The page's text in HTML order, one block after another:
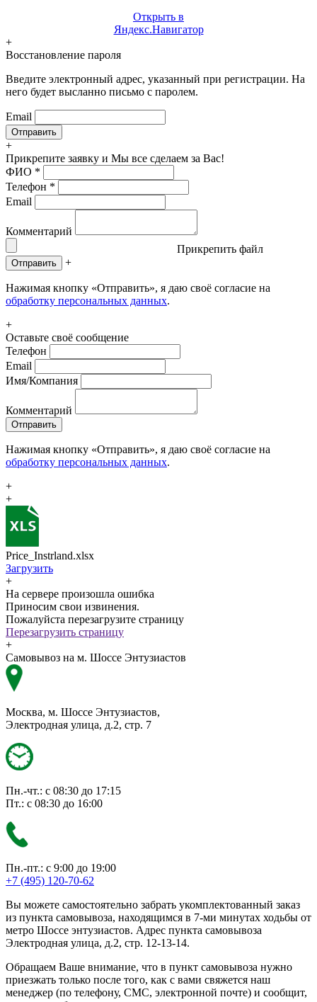
Открыть в
Яндекс.Навигатор
+
Восстановление пароля
Введите электронный адрес, указанный при регистрации. На
него будет высланно письмо с паролем.
Email
+
Прикрепите заявку и Мы все сделаем за Вас!
ФИО *
Телефон *
Email
Комментарий
Прикрепить файл
Отправить +
Нажимая кнопку «Отправить», я даю своё согласие на
обработку персональных данных.
+
Оставьте своё сообщение
Телефон
Email
Имя/Компания
Комментарий
Отправить
Нажимая кнопку «Отправить», я даю своё согласие на
обработку персональных данных.
+
+
Price_Instrland.xlsx
Загрузить
+
На сервере произошла ошибка
Приносим свои извинения.
Пожалуйста перезагрузите страницу
Перезагрузить страницу
+
Самовывоз на м. Шоссе Энтузиастов
Москва, м. Шоссе Энтузиастов,
Электродная улица, д.2, стр. 7
Пн.-чт.: с 08:30 до 17:15
Пт.: с 08:30 до 16:00
Пн.-пт.: с 9:00 до 19:00
+7 (495) 120-70-62
Вы можете самостоятельно забрать укомплектованный заказ
из пункта самовывоза, находящимся в 7-ми минутах ходьбы от
метро Шоссе энтузиастов. Адрес пункта самовывоза
Электродная улица, д.2, стр. 12-13-14.
Обращаем Ваше внимание, что в пункт самовывоза нужно
приезжать только после того, как с вами свяжется наш
менеджер (по телефону, СМС, электронной почте) и сообщит,